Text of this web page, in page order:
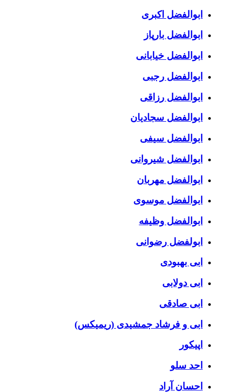
ابوالفضل اکبری
ابوالفضل بارپاز
ابوالفضل خیابانی
ابوالفضل رجبی
ابوالفضل رزاقی
ابوالفضل سجادیان
ابوالفضل سیفی
ابوالفضل شیروانی
ابوالفضل مهربان
ابوالفضل موسوی
ابوالفضل وظیفه
ابولفضل رضوانی
ابی بهبودی
ابی دولابی
ابی صادقی
ابی و فرشاد جمشیدی (ریمیکس)
اپیکور
احد سلو
احسان آراد